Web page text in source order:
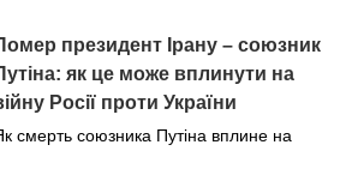
президент Ірану – союзник
як це може вплинути на
Росії проти України
смерть союзника Путіна вплине на